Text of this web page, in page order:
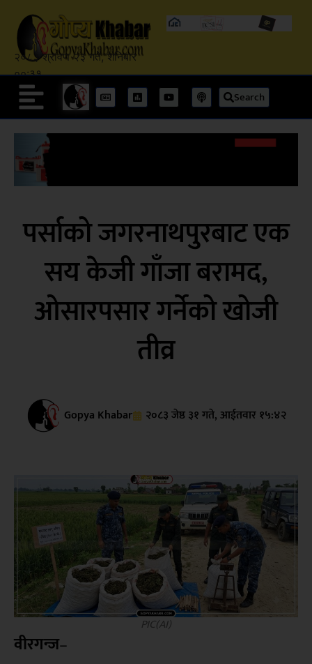
२०८३ श्रावण २३ गते, शनिबार
००:३१
Search
पर्साको जगरनाथपुरबाट एक
सय केजी गाँजा बरामद,
ओसारपसार गर्नेको खोजी
तीव्र
Gopya Khabar २०८३ जेष्ठ ३१ गते, आईतवार १५:४२
PIC(AI)
वीरगन्ज–